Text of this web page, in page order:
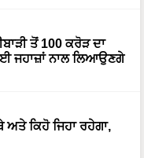
ਤੋਂ 100 ਕਰੋੜ ਦਾ
ਜਹਾਜ਼ਾਂ ਨਾਲ ਲਿਆਉਣਗੇ
ਕਿਹੋ ਜਿਹਾ ਰਹੇਗਾ,